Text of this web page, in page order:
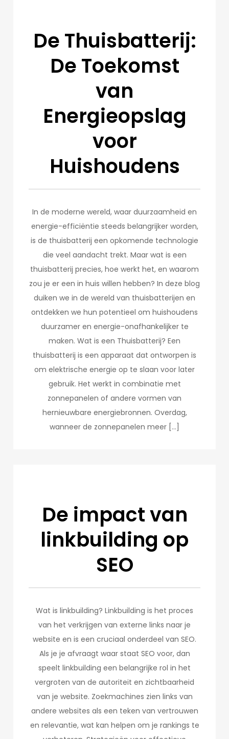
De Thuisbatterij:
De Toekomst
van
Energieopslag
voor
Huishoudens
In de moderne wereld, waar duurzaamheid en
energie-efficiëntie steeds belangrijker worden,
is de thuisbatterij een opkomende technologie
die veel aandacht trekt. Maar wat is een
thuisbatterij precies, hoe werkt het, en waarom
zou je er een in huis willen hebben? In deze blog
duiken we in de wereld van thuisbatterijen en
ontdekken we hun potentieel om huishoudens
duurzamer en energie-onafhankelijker te
maken. Wat is een Thuisbatterij? Een
thuisbatterij is een apparaat dat ontworpen is
om elektrische energie op te slaan voor later
gebruik. Het werkt in combinatie met
zonnepanelen of andere vormen van
hernieuwbare energiebronnen. Overdag,
wanneer de zonnepanelen meer […]
De impact van
linkbuilding op
SEO
Wat is linkbuilding? Linkbuilding is het proces
van het verkrijgen van externe links naar je
website en is een cruciaal onderdeel van SEO.
Als je je afvraagt waar staat SEO voor, dan
speelt linkbuilding een belangrijke rol in het
vergroten van de autoriteit en zichtbaarheid
van je website. Zoekmachines zien links van
andere websites als een teken van vertrouwen
en relevantie, wat kan helpen om je rankings te